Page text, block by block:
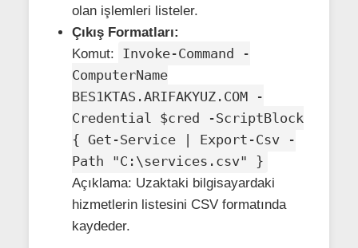
olan işlemleri listeler.
Çıkış Formatları:
Komut:
Invoke-Command -
ComputerName
BES1KTAS.ARIFAKYUZ.COM -
Credential $cred -ScriptBlock
{ Get-Service | Export-Csv -
Path "C:\services.csv" }
Açıklama: Uzaktaki bilgisayardaki
hizmetlerin listesini CSV formatında
kaydeder.